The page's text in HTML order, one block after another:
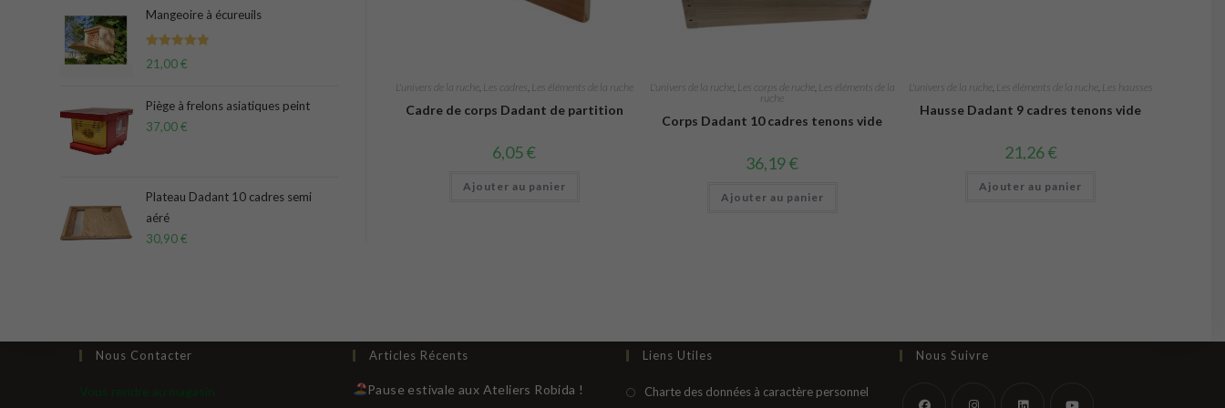
L'univers de la ruche , Les cadres, Les éléments de la ruche
Cadre de corps Dadant de partition
6,05€
Ajouter au panier
L'univers de la ruche , Les corps de ruche , Les éléments de la
ruche
Corps Dadant 10 cadres tenons vide
36,19€
Ajouter au panier
L'univers de la ruche , Les éléments de la ruche , Les hausses
Hausse Dadant 9 cadres tenons vide
21,26€
Ajouter au panier
Mangeoire à écureuils
Note5.00
21,00€
Piège à frelons asiatiques peint
37,00€
Plateau Dadant 10 cadres semi
aéré
30,90€
Nous Contacter
Vous rendre au magasin
Articles Récents
Pause estivale aux Ateliers Robida !
Liens Utiles
Charte des données à caractère personnel
Nous Suivre